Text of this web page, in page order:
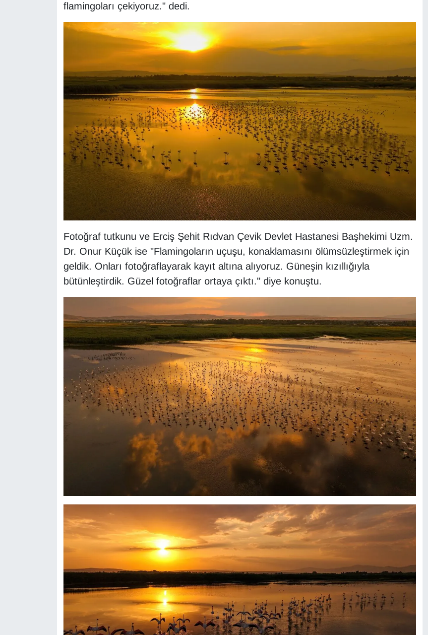
flamingoları çekiyoruz." dedi.
Fotoğraf tutkunu ve Erciş Şehit Rıdvan Çevik Devlet Hastanesi Başhekimi Uzm.
Dr. Onur Küçük ise "Flamingoların uçuşu, konaklamasını ölümsüzleştirmek için
geldik. Onları fotoğraflayarak kayıt altına alıyoruz. Güneşin kızıllığıyla
bütünleştirdik. Güzel fotoğraflar ortaya çıktı." diye konuştu.